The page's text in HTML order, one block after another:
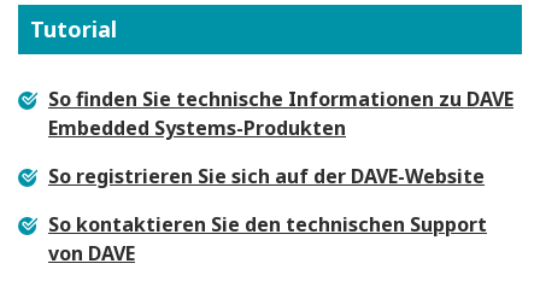
Tutorial
So finden Sie technische Informationen zu DAVE
Embedded Systems-Produkten
So registrieren Sie sich auf der DAVE-Website
So kontaktieren Sie den technischen Support
von DAVE